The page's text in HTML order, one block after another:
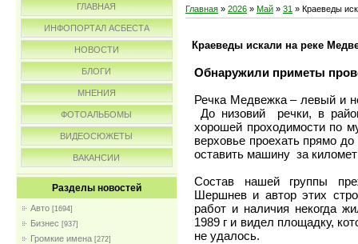
ГЛАВНАЯ
ИНФОПОРТАЛ АСБЕСТА
НОВОСТИ
БЛОГИ
МНЕНИЯ
ФОТОАЛЬБОМЫ
ВИДЕОСЮЖЕТЫ
ВАКАНСИИ
Разделы новостей
Авто [1694]
Бизнес [937]
Громкие имена [272]
Главная » 2026 » Май » 31 » Краеведы
Краеведы искали на реке
Обнаружили приметы
Речка Медвежка – левый и
До низовий речки, в
хорошей проходимости по
верховье проехать прямо
оставить машину за
Состав нашей группы
Шершнев и автор этих
работ и наличия некогда
1989 г и видел площадку,
не удалось.